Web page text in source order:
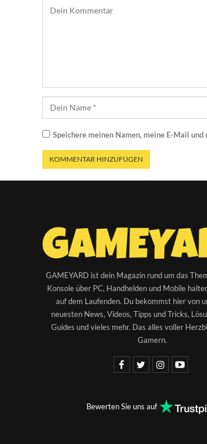
Speichere meinen Namen, meine E-Mail
GAMEYARD ist dein Magazin rund um das
Konsole über PC, Handhelden und Mobile
auf dem Laufenden. Du bekommst hier von
neuesten News, Videos, Tipps und Tricks,
Guides und vieles mehr. Das alles voller
Gamern.
Bewerten Sie uns auf